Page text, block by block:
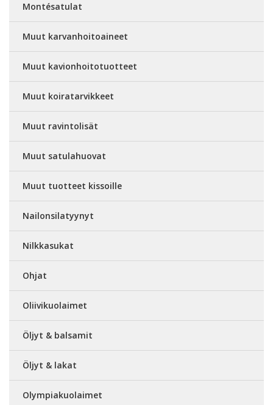
Montésatulat
Muut karvanhoitoaineet
Muut kavionhoitotuotteet
Muut koiratarvikkeet
Muut ravintolisät
Muut satulahuovat
Muut tuotteet kissoille
Nailonsilatyynyt
Nilkkasukat
Ohjat
Oliivikuolaimet
Öljyt & balsamit
Öljyt & lakat
Olympiakuolaimet